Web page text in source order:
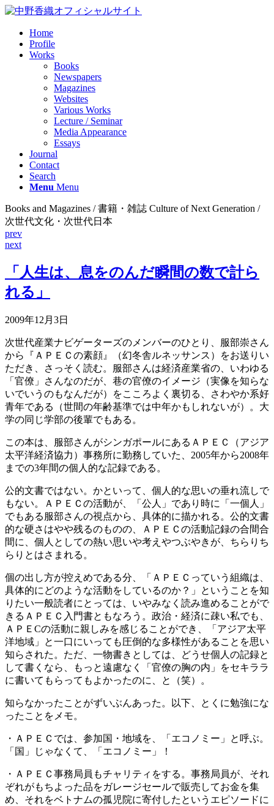
Home
Profile
Works
Books
Newspapers
Magazines
Websites
Various Works
Lecture / Seminar
Media Appearance
Essays
Journal
Contact
Search
Menu Menu
Books and Magazines / 書籍・雑誌 Culture of Next Generation /
次世代文化・次世代日本
prev
next
「人生は、息をのんだ瞬間の数で計ら
れる」
2009年12月3日
次世代産業ナビゲーターズのメンバーのひとり、服部崇さん
から『ＡＰＥＣの素顔』（幻冬舎ルネッサンス）をお送りい
ただき、さっそく読む。服部さんは経済産業省の、いわゆる
「官僚」さんなのだが、巷の官僚のイメージ（実像を知らな
いでいうのもなんだが）をこころよく裏切る、さわやか系好
青年である（世間の年齢基準では中年かもしれないが）。大
学の同じ学部の後輩でもある。
この本は、服部さんがシンガポールにあるＡＰＥＣ（アジア
太平洋経済協力）事務所に勤務していた、2005年から2008年
までの3年間の個人的な記録である。
公的文書ではない。かといって、個人的な思いの垂れ流しで
もない。ＡＰＥＣの活動が、「公人」であり時に「一個人」
でもある服部さんの視点から、具体的に描かれる。公的文書
的な硬さはやや残るのものの、ＡＰＥＣの活動記録の合間合
間に、個人としての熱い思いや考えやつぶやきが、ちらりち
らりとはさまれる。
個の出し方が控えめである分、「ＡＰＥＣっていう組織は、
具体的にどのような活動をしているのか？」ということを知
りたい一般読者にとっては、いやみなく読み進めることがで
きるＡＰＥＣ入門書ともなろう。政治・経済に疎い私でも、
ＡＰＥCの活動に親しみを感じることができ、「アジア太平
洋地域」と一口にいっても圧倒的な多様性があることを思い
知らされた。ただ、一物書きとしては、どうせ個人の記録と
して書くなら、もっと遠慮なく「官僚の胸の内」をセキララ
に書いてもらってもよかったのに、と（笑）。
知らなかったことがずいぶんあった。以下、とくに勉強にな
ったことをメモ。
・ＡＰＥＣでは、参加国・地域を、「エコノミー」と呼ぶ。
「国」じゃなくて、「エコノミー」！
・ＡＰＥＣ事務局員もチャリティをする。事務局員が、それ
ぞれがもちよった品をガレージセールで販売してお金を集
め、それをベトナムの孤児院に寄付したというエピソードに